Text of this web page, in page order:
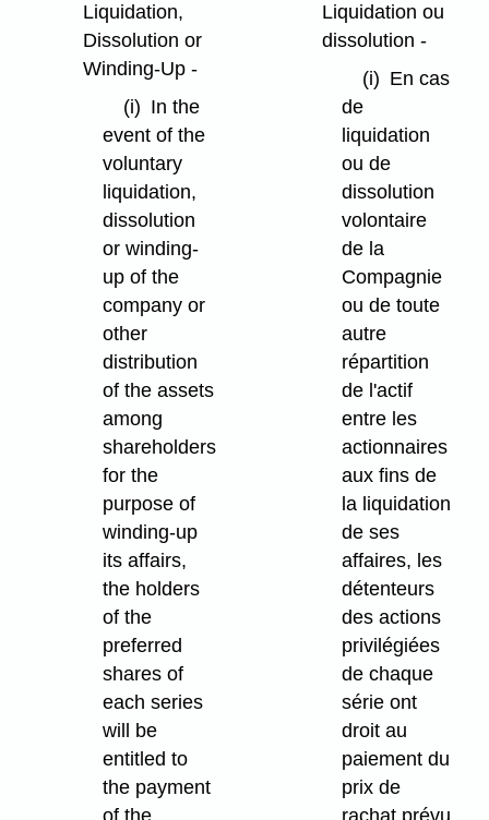
Liquidation,
Dissolution or
Winding-Up -
(i) In the
event of the
voluntary
liquidation,
dissolution
or winding-
up of the
company or
other
distribution
of the assets
among
shareholders
for the
purpose of
winding-up
its affairs,
the holders
of the
preferred
shares of
each series
will be
entitled to
the payment
Liquidation ou
dissolution -
(i) En cas
de
liquidation
ou de
dissolution
volontaire
de la
Compagnie
ou de toute
autre
répartition
de l'actif
entre les
actionnaires
aux fins de
la liquidation
de ses
affaires, les
détenteurs
des actions
privilégiées
de chaque
série ont
droit au
paiement du
prix de